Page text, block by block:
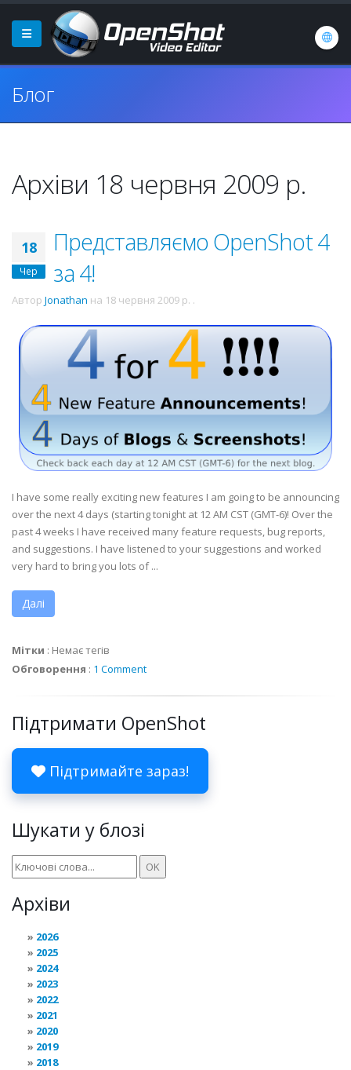
Блог
Архіви 18 червня 2009 р.
18
Чер
Представляємо OpenShot 4
за 4!
Автор Jonathan на 18 червня 2009 р. .
I have some really exciting new features I am going to be announcing
over the next 4 days (starting tonight at 12 AM CST (GMT-6)! Over the
past 4 weeks I have received many feature requests, bug reports,
and suggestions. I have listened to your suggestions and worked
very hard to bring you lots of ...
Далі
Мітки : Немає тегів
Обговорення : 1 Comment
Підтримати OpenShot
Підтримайте зараз!
Шукати у блозі
Архіви
2026
2025
2024
2023
2022
2021
2020
2019
2018